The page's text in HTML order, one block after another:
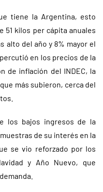
tiene la Argentina, esto
51 kilos per cápita anuales
alto del año y 8% mayor el
en los precios de la
de inflación del INDEC, la
más subieron, cerca del
los bajos ingresos de la
de su interés en la
se vio reforzado por los
y Año Nuevo, que